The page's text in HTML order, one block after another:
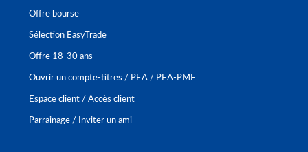
Offre bourse
Sélection EasyTrade
Offre 18-30 ans
Ouvrir un compte-titres / PEA / PEA-PME
Espace client / Accès client
Parrainage / Inviter un ami